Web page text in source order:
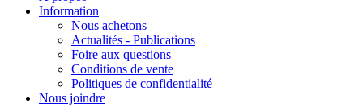
Information
Nous achetons
Actualités - Publications
Foire aux questions
Conditions de vente
Politiques de confidentialité
Nous joindre